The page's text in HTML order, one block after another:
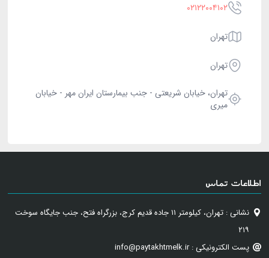
۰۲۱۲۲۰۰۴۱۰۲
تهران
تهران
تهران، خیابان شریعتی - جنب بیمارستان ایران مهر - خیابان
میری
اطلاعات تماس
نشانی : تهران، کیلومتر ۱۱ جاده قدیم کرج، بزرگراه فتح، جنب جایگاه سوخت
۲۱۹
پست الکترونیکی : info@paytakhtmelk.ir